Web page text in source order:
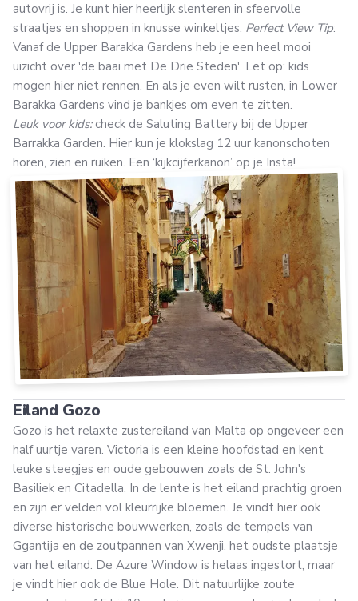
autovrij is. Je kunt hier heerlijk slenteren in sfeervolle
straatjes en shoppen in knusse winkeltjes. Perfect View Tip:
Vanaf de Upper Barakka Gardens heb je een heel mooi
uizicht over 'de baai met De Drie Steden'. Let op: kids
mogen hier niet rennen. En als je even wilt rusten, in Lower
Barakka Gardens vind je bankjes om even te zitten.
Leuk voor kids: check de Saluting Battery bij de Upper
Barrakka Garden. Hier kun je klokslag 12 uur kanonschoten
horen, zien en ruiken. Een ‘kijkcijferkanon’ op je Insta!
Eiland Gozo
Gozo is het relaxte zustereiland van Malta op ongeveer een
half uurtje varen. Victoria is een kleine hoofdstad en kent
leuke steegjes en oude gebouwen zoals de St. John's
Basiliek en Citadella. In de lente is het eiland prachtig groen
en zijn er velden vol kleurrijke bloemen. Je vindt hier ook
diverse historische bouwwerken, zoals de tempels van
Ggantija en de zoutpannen van Xwenji, het oudste plaatsje
van het eiland. De Azure Window is helaas ingestort, maar
je vindt hier ook de Blue Hole. Dit natuurlijke zoute